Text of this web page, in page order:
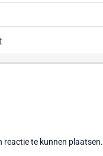
reactie te kunnen plaatsen.